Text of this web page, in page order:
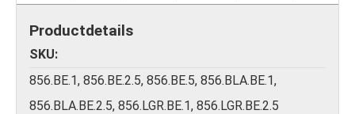
Productdetails
SKU
856.BE.1, 856.BE.2.5, 856.BE.5, 856.BLA.BE.1,
856.BLA.BE.2.5, 856.LGR.BE.1, 856.LGR.BE.2.5